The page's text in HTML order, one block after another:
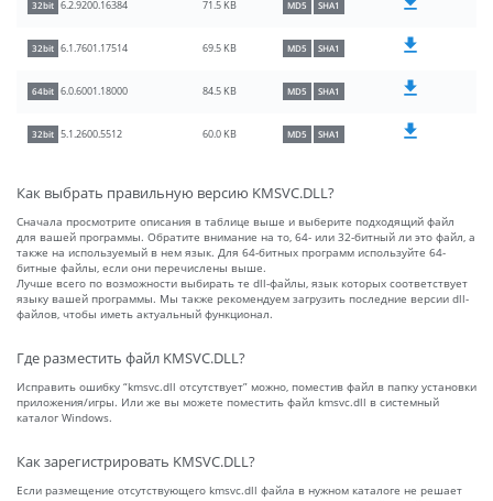
32bit 6.2.9200.16384 71.5 KB MD5 SHA1
32bit 6.1.7601.17514 69.5 KB MD5 SHA1
64bit 6.0.6001.18000 84.5 KB MD5 SHA1
32bit 5.1.2600.5512 60.0 KB MD5 SHA1
Как выбрать правильную версию KMSVC.DLL?
Сначала просмотрите описания в таблице выше и выберите подходящий файл
для вашей программы. Обратите внимание на то, 64- или 32-битный ли это файл, а
также на используемый в нем язык. Для 64-битных программ используйте 64-
битные файлы, если они перечислены выше.
Лучше всего по возможности выбирать те dll-файлы, язык которых соответствует
языку вашей программы. Мы также рекомендуем загрузить последние версии dll-
файлов, чтобы иметь актуальный функционал.
Где разместить файл KMSVC.DLL?
Исправить ошибку “kmsvc.dll отсутствует” можно, поместив файл в папку установки
приложения/игры. Или же вы можете поместить файл kmsvc.dll в системный
каталог Windows.
Как зарегистрировать KMSVC.DLL?
Если размещение отсутствующего kmsvc.dll файла в нужном каталоге не решает